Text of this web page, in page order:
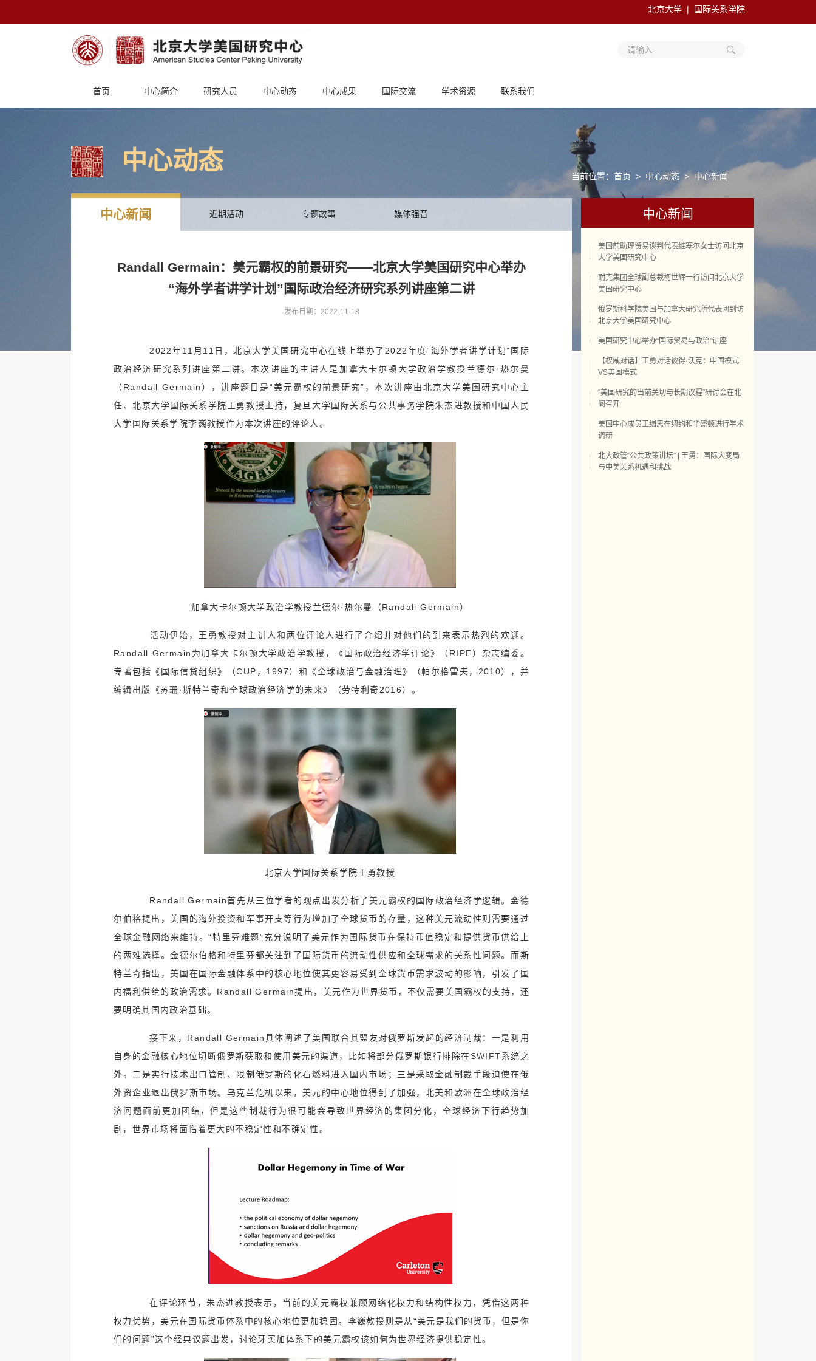
北京大学 国际关系学院
请输入
首页 中心简介 研究人员 中心动态 中心成果 国际交流 学术资源 联系我们
中心动态
当前位置： 首页 中心动态 中心新闻
中心新闻 近期活动 专题故事 媒体强音
Randall Germain：美元霸权的前景研究——北京大学美国研究中心举办
“海外学者讲学计划”国际政治经济研究系列讲座第二讲
发布日期：2022-11-18
2022年11月11日，北京大学美国研究中心在线上举办了2022年度“海外学者讲学计划”国际
政治经济研究系列讲座第二讲。本次讲座的主讲人是加拿大卡尔顿大学政治学教授兰德尔·热尔曼
（Randall Germain），讲座题目是“美元霸权的前景研究”，本次讲座由北京大学美国研究中心主
任、北京大学国际关系学院王勇教授主持，复旦大学国际关系与公共事务学院朱杰进教授和中国人民
大学国际关系学院李巍教授作为本次讲座的评论人。
加拿大卡尔顿大学政治学教授兰德尔·热尔曼（Randall Germain）
活动伊始，王勇教授对主讲人和两位评论人进行了介绍并对他们的到来表示热烈的欢迎。
Randall Germain为加拿大卡尔顿大学政治学教授，《国际政治经济学评论》（RIPE）杂志编委。
专著包括《国际信贷组织》（CUP，1997）和《全球政治与金融治理》（帕尔格雷夫，2010），并
编辑出版《苏珊·斯特兰奇和全球政治经济学的未来》（劳特利奇2016）。
北京大学国际关系学院王勇教授
Randall Germain首先从三位学者的观点出发分析了美元霸权的国际政治经济学逻辑。金德
尔伯格提出，美国的海外投资和军事开支等行为增加了全球货币的存量，这种美元流动性则需要通过
全球金融网络来维持。“特里芬难题”充分说明了美元作为国际货币在保持币值稳定和提供货币供给上
的两难选择。金德尔伯格和特里芬都关注到了国际货币的流动性供应和全球需求的关系性问题。而斯
特兰奇指出，美国在国际金融体系中的核心地位使其更容易受到全球货币需求波动的影响，引发了国
内福利供给的政治需求。Randall Germain提出，美元作为世界货币，不仅需要美国霸权的支持，还
要明确其国内政治基础。
接下来，Randall Germain具体阐述了美国联合其盟友对俄罗斯发起的经济制裁：一是利用
自身的金融核心地位切断俄罗斯获取和使用美元的渠道，比如将部分俄罗斯银行排除在SWIFT系统之
外。二是实行技术出口管制、限制俄罗斯的化石燃料进入国内市场；三是采取金融制裁手段迫使在俄
外资企业退出俄罗斯市场。乌克兰危机以来，美元的中心地位得到了加强，北美和欧洲在全球政治经
济问题面前更加团结，但是这些制裁行为很可能会导致世界经济的集团分化，全球经济下行趋势加
剧，世界市场将面临着更大的不稳定性和不确定性。
在评论环节，朱杰进教授表示，当前的美元霸权兼顾网络化权力和结构性权力，凭借这两种
权力优势，美元在国际货币体系中的核心地位更加稳固。李巍教授则是从“美元是我们的货币，但是你
们的问题”这个经典议题出发，讨论牙买加体系下的美元霸权该如何为世界经济提供稳定性。
中心新闻
美国前助理贸易谈判代表维塞尔女士访问北京
大学美国研究中心
耐克集团全球副总裁柯世辉一行访问北京大学
美国研究中心
俄罗斯科学院美国与加拿大研究所代表团到访
北京大学美国研究中心
美国研究中心举办“国际贸易与政治”讲座
【权威对话】王勇对话彼得·沃克：中国模式
VS美国模式
“美国研究的当前关切与长期议程”研讨会在北
阁召开
美国中心成员王缉思在纽约和华盛顿进行学术
调研
北大政管“公共政策讲坛” | 王勇：国际大变局
与中美关系机遇和挑战